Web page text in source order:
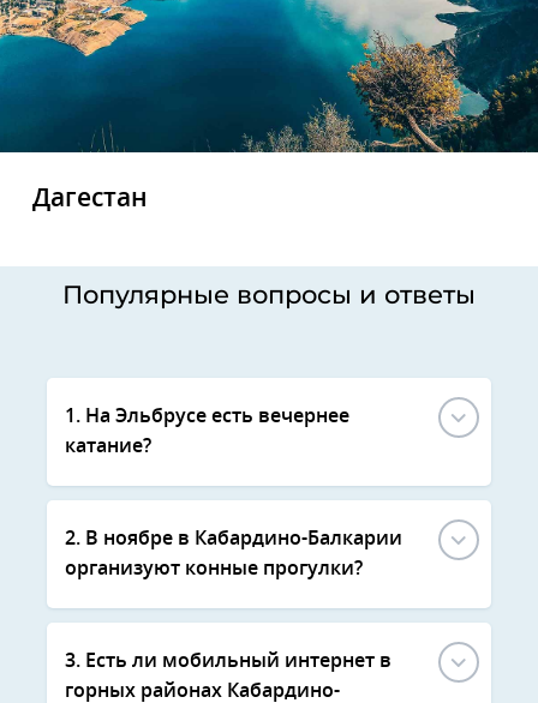
Дагестан
Популярные вопросы и ответы
1. На Эльбрусе есть вечернее
катание?
2. В ноябре в Кабардино-Балкарии
организуют конные прогулки?
3. Есть ли мобильный интернет в
горных районах Кабардино-